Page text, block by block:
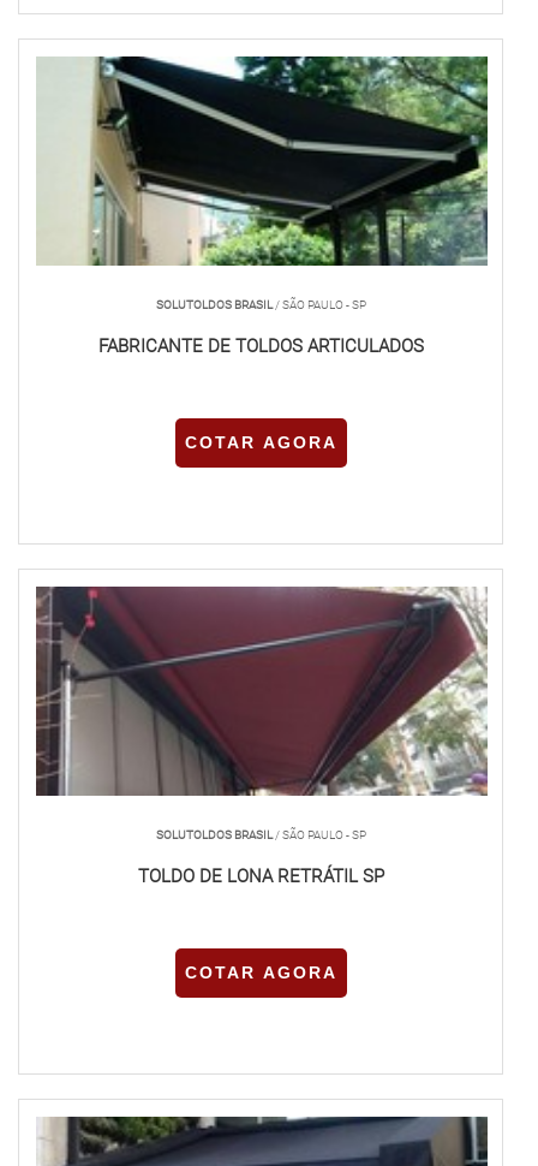
SOLUTOLDOS BRASIL/ SÃO PAULO - SP
FABRICANTE DE TOLDOS ARTICULADOS
COTAR AGORA
SOLUTOLDOS BRASIL/ SÃO PAULO - SP
TOLDO DE LONA RETRÁTIL SP
COTAR AGORA